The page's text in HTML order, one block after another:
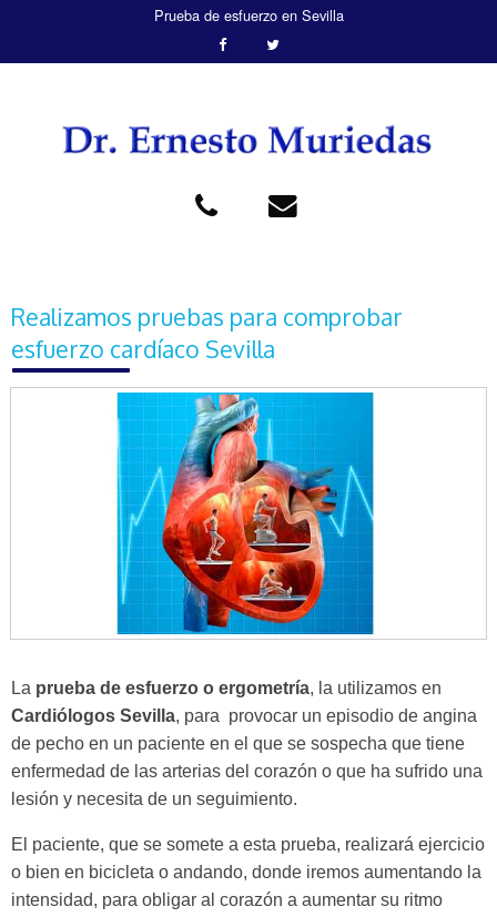
Prueba de esfuerzo en Sevilla
Realizamos pruebas para comprobar
esfuerzo cardíaco Sevilla
La prueba de esfuerzo o ergometría, la utilizamos en
Cardiólogos Sevilla, para provocar un episodio de angina
de pecho en un paciente en el que se sospecha que tiene
enfermedad de las arterias del corazón o que ha sufrido una
lesión y necesita de un seguimiento.
El paciente, que se somete a esta prueba, realizará ejercicio
o bien en bicicleta o andando, donde iremos aumentando la
intensidad, para obligar al corazón a aumentar su ritmo